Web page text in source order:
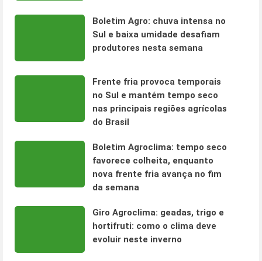
Boletim Agro: chuva intensa no
Sul e baixa umidade desafiam
produtores nesta semana
Frente fria provoca temporais
no Sul e mantém tempo seco
nas principais regiões agrícolas
do Brasil
Boletim Agroclima: tempo seco
favorece colheita, enquanto
nova frente fria avança no fim
da semana
Giro Agroclima: geadas, trigo e
hortifruti: como o clima deve
evoluir neste inverno